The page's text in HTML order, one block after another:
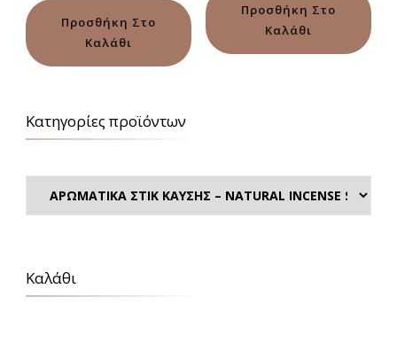
Προσθήκη Στο
Καλάθι
Προσθήκη Στο
Καλάθι
Κατηγορίες προϊόντων
Καλάθι